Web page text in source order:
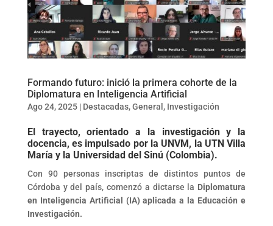
Formando futuro: inició la primera cohorte de la
Diplomatura en Inteligencia Artificial
Ago 24, 2025| Destacadas,General , Investigación
El trayecto, orientado a la investigación y la
docencia, es impulsado por la UNVM, la UTN Villa
María y la Universidad del Sinú (Colombia).
Con 90 personas inscriptas de distintos puntos de
Córdoba y del país, comenzó a dictarse la Diplomatura
en Inteligencia Artificial (IA) aplicada a la Educación e
Investigación.